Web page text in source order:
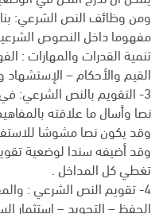
ومن وظائف النص الشرعي:
مفهوما داخل النصوص
تنمية القدرات والمهارات :
القيم والأحكام – الإستشهاد
3- التقويم بالنص الشرعي:
نصا وأسال ما علاقته
وقد يكون نصا مشوشا
وقد أضيفه سندا لوضعية
تغطي كل المداخل .
4- تقويم النص الشرعي :
الحفظ – التجويد – استثمار